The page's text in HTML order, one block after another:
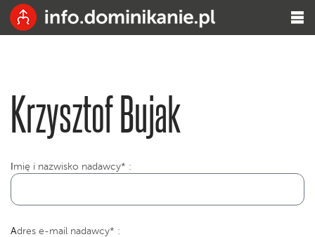
Krzysztof Bujak
mię i nazwisko nadawcy* :
Adres e-mail nadawcy* :